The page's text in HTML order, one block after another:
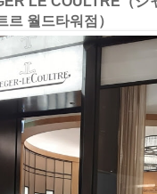
월드타워점）